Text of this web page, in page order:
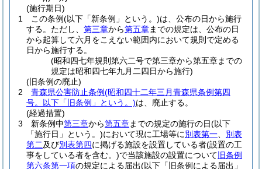
(施行期日)
1
この条例(以下「新条例」という。)は、公布の日から施行
する。 ただし、 第三章から第五章までの規定は、公布の日
から起算して六月をこえない範囲内において規則で定める
日から施行する。
(昭和四七年規則第六二号で第三章から第五章までの
規定は昭和四七年九月二四日から施行)
(旧条例の廃止)
2
青森県公害防止条例(昭和四十二年三月青森県条例第四
号。以下「旧条例」という。)は、廃止する。
(経過措置)
3
新条例中第三章から第五章までの規定の施行の日(以下
「施行日」という。)において現に工場等に別表第一
別表
第二及び別表第四に掲げる施設を設置している者(設置の工
事をしている者を含む。)で当該施設の設置について 旧条例
第六条第一項の規定による届出(以下「旧条例による届出」